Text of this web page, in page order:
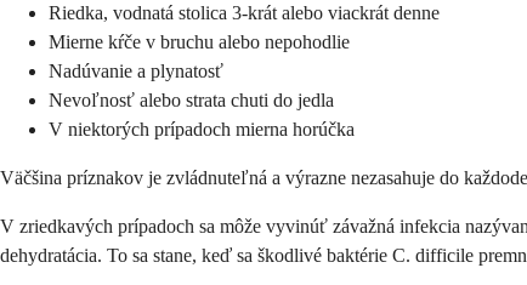
Riedka, vodnatá stolica 3-krát alebo viackrát denne
Mierne kŕče v bruchu alebo nepohodlie
Nadúvanie a plynatosť
Nevoľnosť alebo strata chuti do jedla
V niektorých prípadoch mierna horúčka
Väčšina príznakov je zvládnuteľná a výrazne nezasahuje do
V zriedkavých prípadoch sa môže vyvinúť závažná infekcia
dehydratácia. To sa stane, keď sa škodlivé baktérie C. difficile